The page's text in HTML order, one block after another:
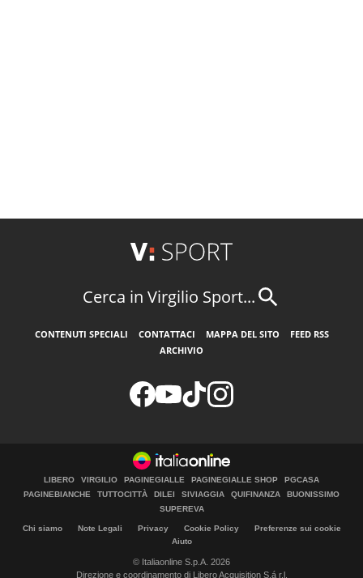
Cerca in Virgilio Sport...
CONTENUTI SPECIALI CONTATTACI MAPPA DEL SITO
FEED RSS
ARCHIVIO
LIBERO VIRGILIO PAGINEGIALLE PAGINEGIALLE SHOP
PGCASA
PAGINEBIANCHE
TUTTOCITTÀ DILEI SIVIAGGIA QUIFINANZA
BUONISSIMO
SUPEREVA
Chi siamo Note Legali Privacy Cookie Policy
Preferenze sui cookie
Aiuto
© Italiaonline S.p.A. 2026
Direzione e coordinamento di Libero Acquisition S.á r.l.